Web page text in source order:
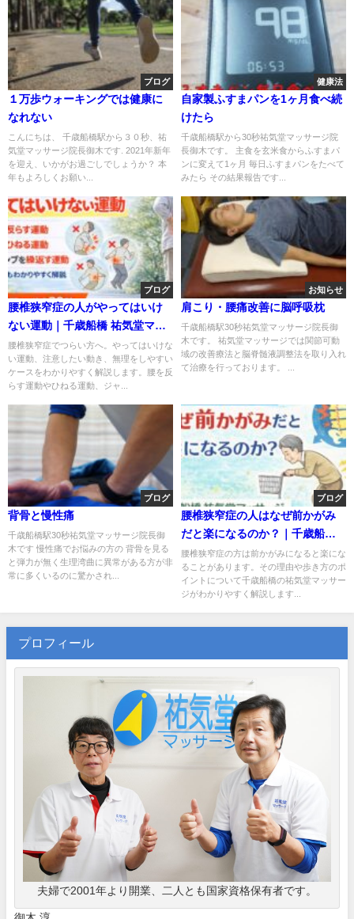
ブログ
１万歩ウォーキングでは健康に
なれない
こんにちは、 千歳船橋駅から３０秒、祐
気堂マッサージ院長御木です. 2021年新年
を迎え、いかがお過ごしでしょうか？ 本
年もよろしくお願い...
健康法
自家製ふすまパンを1ヶ月食べ続
けたら
千歳船橋駅から30秒祐気堂マッサージ院
長御木です。 主食を玄米食からふすまパ
ンに変えて1ヶ月 毎日ふすまパンをたべて
みたら その結果報告です...
ブログ
腰椎狭窄症の人がやってはいけ
ない運動｜千歳船橋 祐気堂マッ
サージ
腰椎狭窄症でつらい方へ。やってはいけな
い運動、注意したい動き、無理をしやすい
ケースをわかりやすく解説します。腰を反
らす運動やひねる運動、ジャ...
お知らせ
肩こり・腰痛改善に脳呼吸枕
千歳船橋駅30秒祐気堂マッサージ院長御
木です。 祐気堂マッサージでは関節可動
域の改善療法と脳脊髄液調整法を取り入れ
て治療を行っております。 ...
ブログ
背骨と慢性痛
千歳船橋駅30秒祐気堂マッサージ院長御
木です 慢性痛でお悩みの方の 背骨を見る
と弾力が無く生理湾曲に異常がある方が非
常に多くいるのに驚かされ...
ブログ
腰椎狭窄症の人はなぜ前かがみ
だと楽になるのか？｜千歳船橋
祐気堂マッサージ
腰椎狭窄症の方は前かがみになると楽にな
ることがあります。その理由や歩き方のポ
イントについて千歳船橋の祐気堂マッサー
ジがわかりやすく解説します...
プロフィール
夫婦で2001年より開業、二人とも国家資格保有者です。